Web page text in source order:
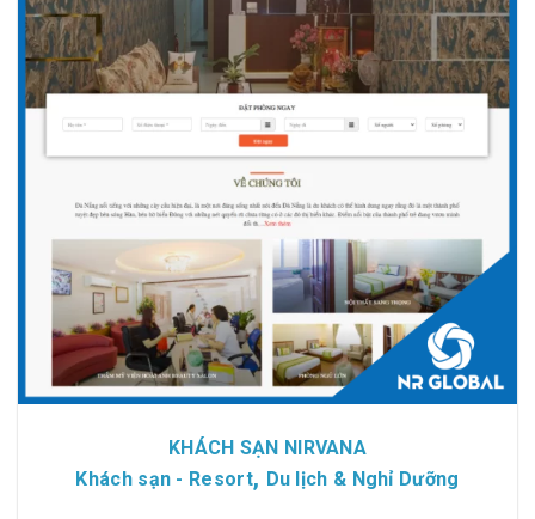
Chi tiết Xem giao diện
KHÁCH SẠN NIRVANA
Khách sạn - Resort, Du lịch & Nghỉ Dưỡng